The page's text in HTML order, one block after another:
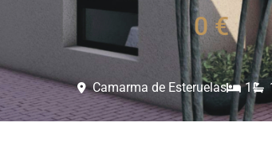
0 €
Camarma de Esteruelas 1